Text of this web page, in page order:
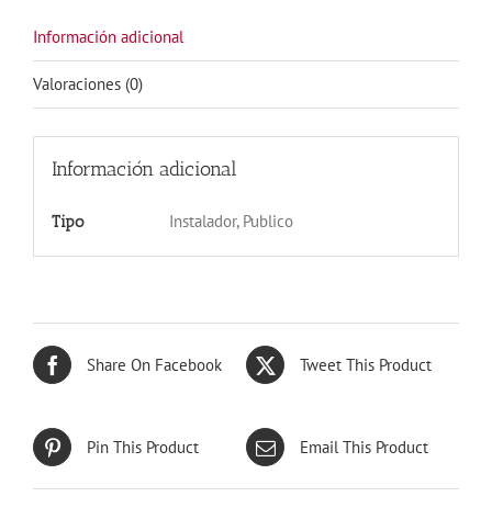
Información adicional
Valoraciones (0)
Información adicional
Tipo Instalador, Publico
Share On Facebook Tweet This Product
Pin This Product Email This Product